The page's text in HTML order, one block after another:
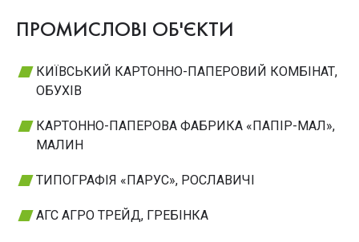
ПРОМИСЛОВІ ОБ'ЄКТИ
КИЇВСЬКИЙ КАРТОННО-ПАПЕРОВИЙ КОМБІНАТ,
ОБУХІВ
КАРТОННО-ПАПЕРОВА ФАБРИКА «ПАПІР-МАЛ»,
МАЛИН
ТИПОГРАФІЯ «ПАРУС», РОСЛАВИЧІ
АГС АГРО ТРЕЙД, ГРЕБІНКА